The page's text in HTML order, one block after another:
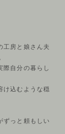
工房と娘さん夫
際自分の暮らし
け込むような穏
ずっと頼もしい